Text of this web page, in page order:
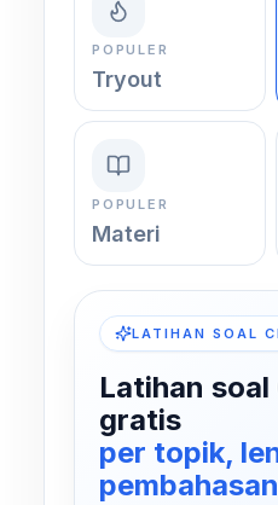
POPULER
Tryout
POPULER
Materi
LATIHAN SOAL
Latihan
gratis
per topik,
pembahasan